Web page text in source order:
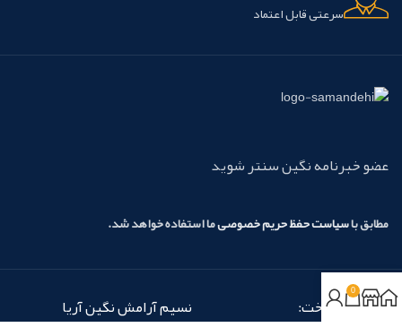
سرعتی قابل اعتماد
عضو خبرنامه نگین سنتر شوید
مطابق باسیاست حفظ حریم خصوصیما استفاده خواهد شد.
روش‌های پرداخت:
نسیم آرامش نگین آریا
0